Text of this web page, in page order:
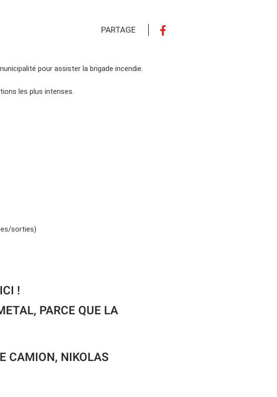
PARTAGE
pour assister la brigade incendie.
les plus intenses.
sorties)
!
PARCE QUE LA
CAMION, NIKOLAS